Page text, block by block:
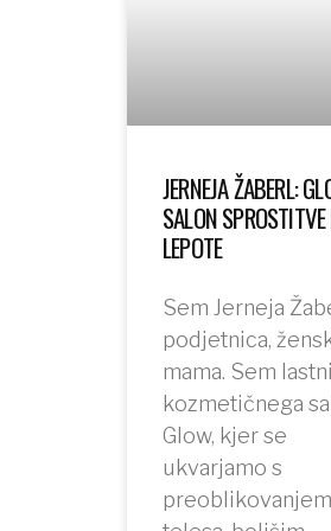
JERNEJA ŽABERL:
SALON
LEPOTE
Sem Jerneja
podjetnica,
mama. Sem
kozmetičnega
Glow, kjer se
ukvarjamo s
preoblikovanjem